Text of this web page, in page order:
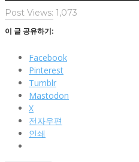
Post Views: 1,073
이 글 공유하기:
Facebook
Pinterest
Tumblr
Mastodon
X
전자우편
인쇄